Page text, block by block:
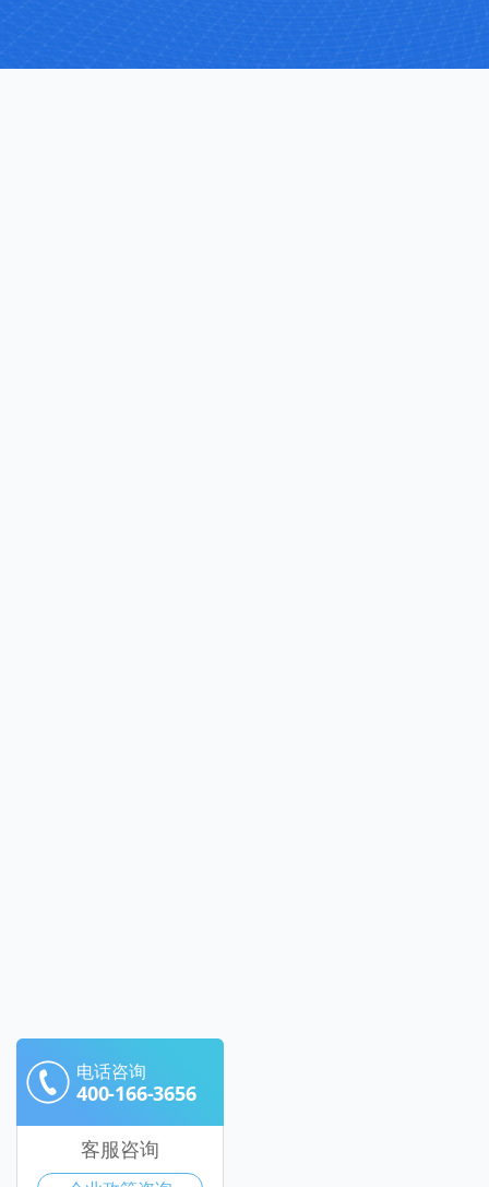
电话咨询
400-166-3656
客服咨询